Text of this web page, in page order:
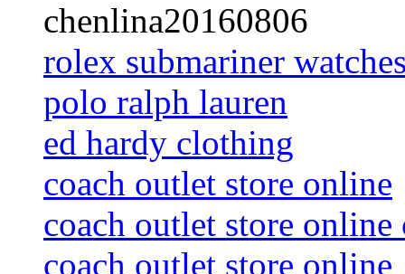
chenlina20160806
rolex submariner
polo ralph lauren
ed hardy clothing
coach outlet store online
coach outlet store online
coach outlet store online